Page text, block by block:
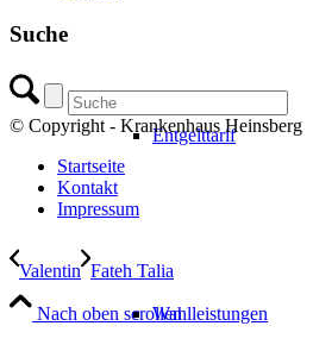
Entgelttarif
Wahlleistungen
Suche
© Copyright - Krankenhaus Heinsberg
Startseite
Kontakt
Impressum
Valentin Fateh Talia
Nach oben scrollen